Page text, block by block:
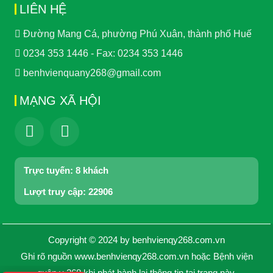
LIÊN HỆ
Đường Mang Cá, phường Phú Xuân, thành phố Huế
0234 353 1446 - Fax: 0234 353 1446
benhvienquany268@gmail.com
MẠNG XÃ HỘI
Trực tuyến: 8 khách
Lượt truy cập: 22906
Copyright © 2024 by benhvienqy268.com.vn
Ghi rõ nguồn www.benhvienqy268.com.vn hoặc Bệnh viện